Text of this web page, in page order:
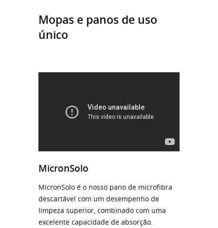
Mopas e panos de uso
único
MicronSolo
MicronSolo é o nosso pano de microfibra
descartável com um desempenho de
limpeza superior, combinado com uma
excelente capacidade de absorção.